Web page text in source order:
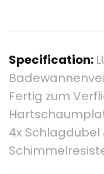
Specification:
Fertig zum
4x Schlagdübel